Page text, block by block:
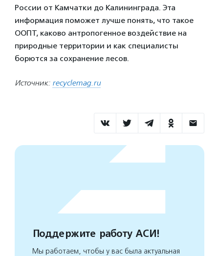
России от Камчатки до Калининграда. Эта
информация поможет лучше понять, что такое
ООПТ, каково антропогенное воздействие на
природные территории и как специалисты
борются за сохранение лесов.
Источник: recyclemag.ru
Поддержите работу АСИ!
Мы работаем, чтобы у вас была актуальная